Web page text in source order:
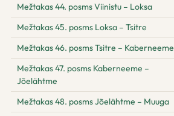
Mežtakas 44. posms Viinistu – Loksa
Mežtakas 45. posms Loksa – Tsitre
Mežtakas 46. posms Tsitre – Kaberneeme
Mežtakas 47. posms Kaberneeme –
Jõelähtme
Mežtakas 48. posms Jõelähtme – Muuga